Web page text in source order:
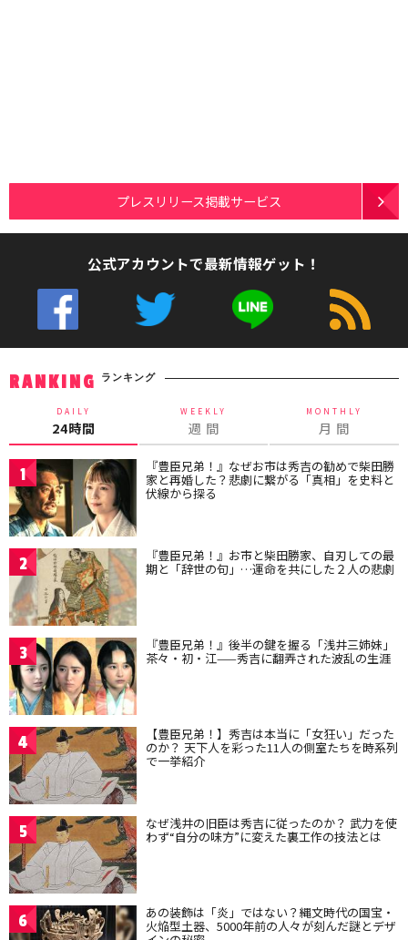
プレスリリース掲載サービス
公式アカウントで最新情報ゲット！
RANKING ランキング
DAILY
24時間
WEEKLY
週 間
MONTHLY
月 間
1 『豊臣兄弟！』なぜお市は秀吉の勧めで柴田勝
家と再婚した？悲劇に繋がる「真相」を史料と
伏線から探る
2 『豊臣兄弟！』お市と柴田勝家、自刃しての最
期と「辞世の句」…運命を共にした２人の悲劇
3 『豊臣兄弟！』後半の鍵を握る「浅井三姉妹」
茶々・初・江——秀吉に翻弄された波乱の生涯
4 【豊臣兄弟！】秀吉は本当に「女狂い」だった
のか？ 天下人を彩った11人の側室たちを時系列
で一挙紹介
5 なぜ浅井の旧臣は秀吉に従ったのか？ 武力を使
わず“自分の味方”に変えた裏工作の技法とは
6 あの装飾は「炎」ではない？縄文時代の国宝・
火焔型土器、5000年前の人々が刻んだ謎とデザ